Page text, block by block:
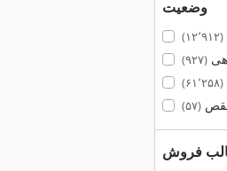
وضعیت
(۱۲٬۹۱۲)
(۹۲۷)
(۶۱٬۲۵۸)
(۵۷)
فروش